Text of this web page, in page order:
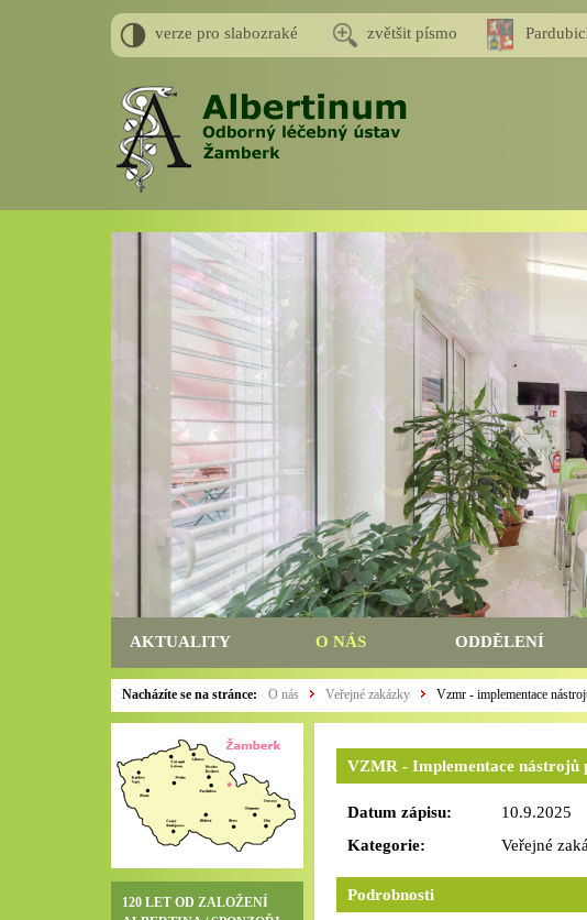
verze pro slabozraké zvětšit písmo
AKTUALITY O NÁS ODDĚLENÍ
Nacházíte se na stránce: O nás Veřejné zakázky Vzmr - implementace
120 LET OD ZALOŽENÍ
VZMR - Implementace nástrojů
Datum zápisu:
10.9.2025
Kategorie:
Veřejné
Podrobnosti